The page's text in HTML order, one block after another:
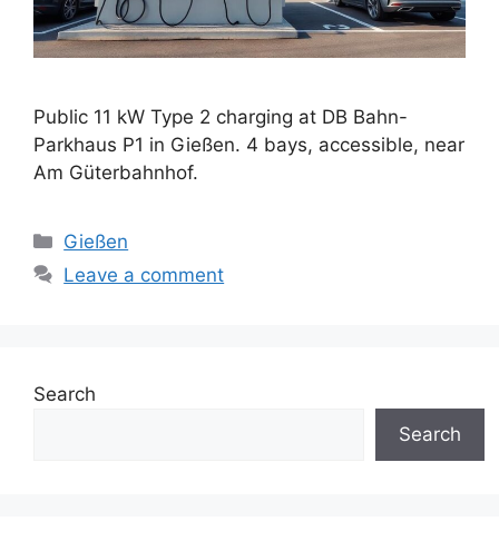
Public 11 kW Type 2 charging at DB Bahn-
Parkhaus P1 in Gießen. 4 bays, accessible, near
Am Güterbahnhof.
Categories
Gießen
Leave a comment
Search
Search